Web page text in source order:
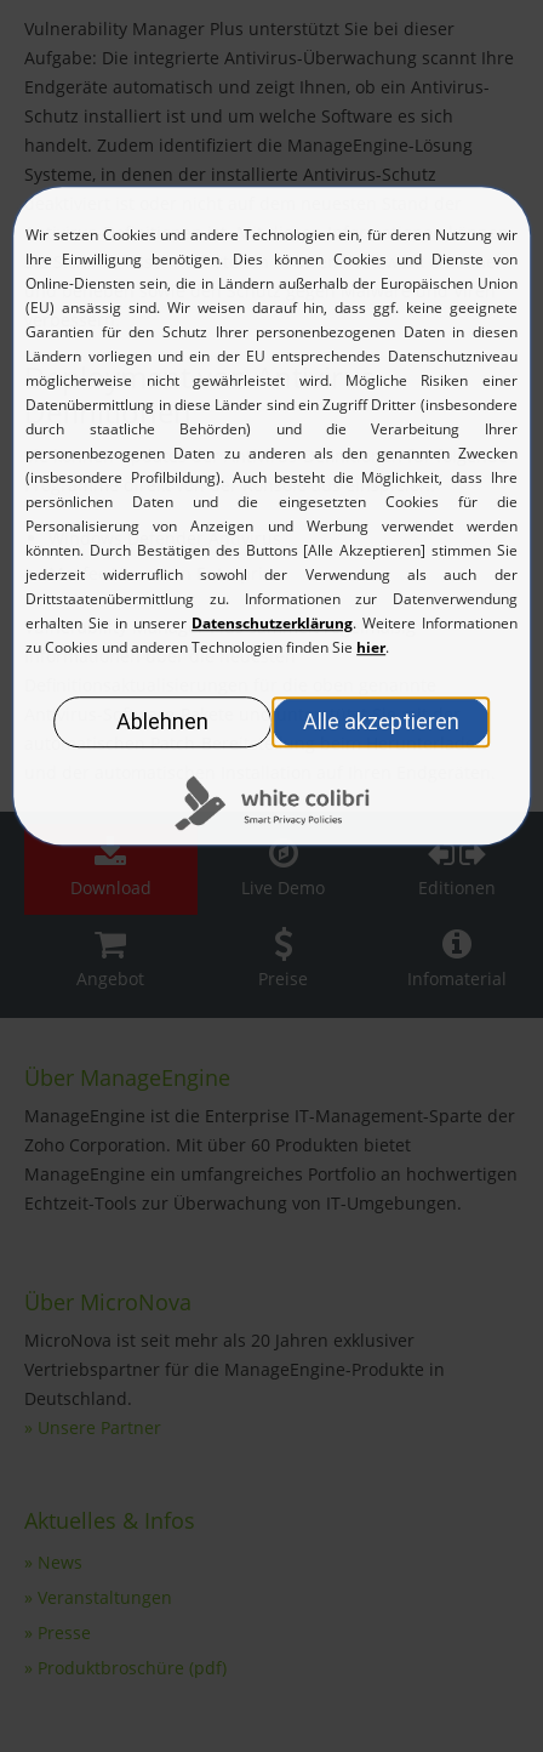
Vulnerability Manager Plus unterstützt Sie bei dieser
Aufgabe: Die integrierte Antivirus-Überwachung scannt Ihre
Endgeräte automatisch und zeigt Ihnen, ob ein Antivirus-
Schutz installiert ist und um welche Software es sich
handelt. Zudem identifiziert die ManageEngine-Lösung
Systeme, in denen der installierte Antivirus-Schutz
deaktiviert ist oder nicht auf dem neuesten Stand der
Antivirus-Definitionen ist. Mit diesen Informationen können
Sie Sicherheitsschwachstellen in Ihrem Netzwerk erkennen
und beheben sowie den Schutz gegen Malware und Viren
verbessern.
Deployment von Antivirus-
Definitionen
Sie können Updates der Antivirus-Definitionen für folgende
Programme direkt von der Konsole aus einspielen:
Windows Defender Antivirus
Mcafee Virusscan Enterprise
Vulnerability Manager Plus sammelt regelmäßig
Informationen über die neuesten
Antivirus-Software-Pakete und unterstützt Sie mit der
automatischen Patch-Bereitstellung beim Herunterladen
und der automatischen Installation auf Ihren Endgeräten.
Download Live Demo Editionen
Angebot Preise Infomaterial
Über ManageEngine
ManageEngine ist die Enterprise IT-Management-Sparte der
Zoho Corporation. Mit über 60 Produkten bietet
ManageEngine ein umfangreiches Portfolio an hochwertigen
Echtzeit-Tools zur Überwachung von IT-Umgebungen.
Über MicroNova
MicroNova ist seit mehr als 20 Jahren exklusiver
Vertriebspartner für die ManageEngine-Produkte in
Deutschland.
» Unsere Partner
Aktuelles & Infos
» News
» Veranstaltungen
» Presse
» Produktbroschüre (pdf)